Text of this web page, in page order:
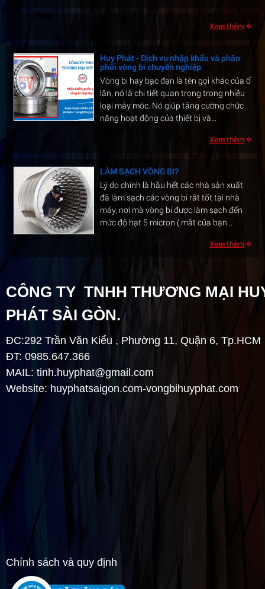
phối vòng bi chuyên nghiệp
Vòng bi hay bạc đạn là tên gọi khác của ổ
lăn, nó là chi tiết quan trọng trong nhiều
loại máy móc. Nó giúp tăng cường chức
năng hoạt động của thiết bị và...
Lý do chính là hầu hết các nhà sản xuất
đã làm sạch các vòng bi rất tốt tại nhà
máy, nơi mà vòng bi được làm sạch đến
mức độ hạt 5 micron ( mắt của bạn...
Ứng dụng của vòng bi hiện nay tại việt
1/ Vòng bi tròn có rãnh sâu: Là loại thông
dụng nhất bởi sự đa dạng về chủng loại: -
Z: Nắp chặn bằng sắt ở một phía. - 2Z:
Nắp chặn bằng sắt...
Xem thêm
QUY TRÌNH THÁO LẮP VÒNG BI
Quy trình tháo lắp vòng biVòng bi là một
khẩu và phân phối vòng bi( bạc đạn) là 100% hàng nước ngoài.
Vậy hãy để Huy Phát đảm bảo điều...
ĐÔI NÉT VỀ THƯƠNG HIỆU VÒNG BI
CÔNG TY TNHH THƯƠNG MẠI
PHÁT SÀI GÒN.
ĐC:292 Trần Văn Kiểu , Phường 11, Quận 6, Tp.HCM
ĐT: 0985.647.366
MAIL: tinh.huyphat@gmail.com
Website: huyphatsaigon.com-vongbihuyphat.com
Chính sách và quy định